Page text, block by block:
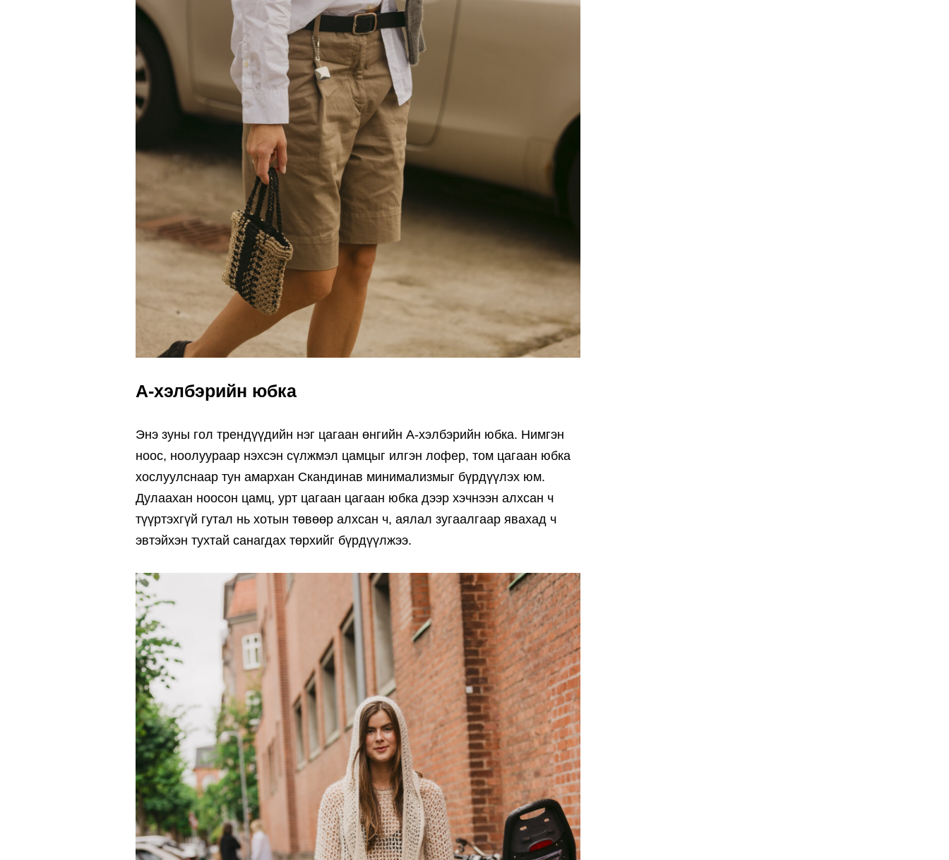
А-хэлбэрийн юбка
Энэ зуны гол трендүүдийн нэг цагаан өнгийн А-хэлбэрийн юбка. Нимгэн
ноос, ноолуураар нэхсэн сүлжмэл цамцыг илгэн лофер, том цагаан юбка
хослуулснаар тун амархан Скандинав минимализмыг бүрдүүлэх юм.
Дулаахан ноосон цамц, урт цагаан цагаан юбка дээр хэчнээн алхсан ч
түүртэхгүй гутал нь хотын төвөөр алхсан ч, аялал зугаалгаар явахад ч
эвтэйхэн тухтай санагдах төрхийг бүрдүүлжээ.